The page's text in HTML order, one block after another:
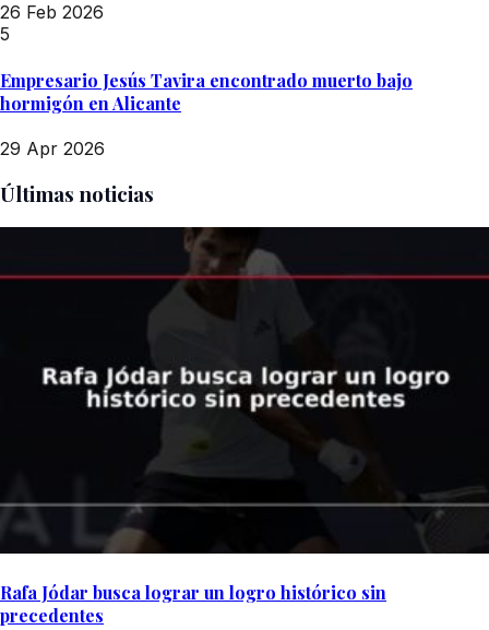
26 Feb 2026
5
Empresario Jesús Tavira encontrado muerto bajo
hormigón en Alicante
29 Apr 2026
Últimas noticias
Rafa Jódar busca lograr un logro histórico sin
precedentes